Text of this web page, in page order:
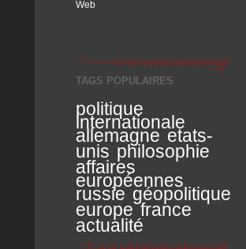
Web
TAGS POPULAIRES
politique
internationale
allemagne etats-
unis philosophie
affaires
européennes
russie géopolitique
europe france
actualité